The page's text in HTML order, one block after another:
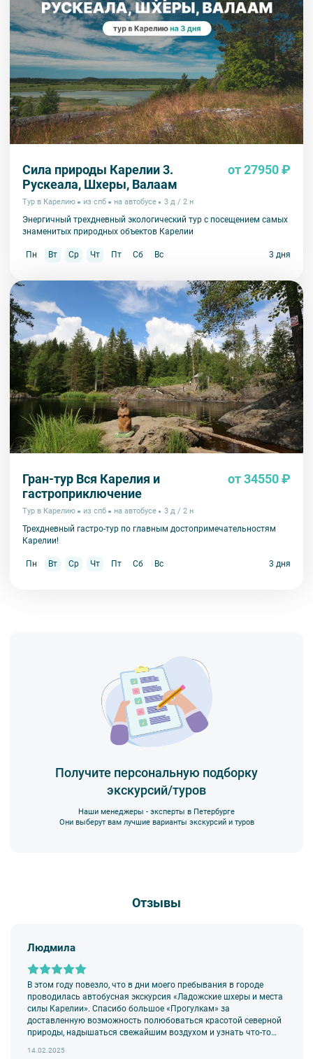
Сила природы Карелии 3.
Рускеала, Шхеры, Валаам
от 27950 ₽
Тур в Карелию из спб на автобусе 3 д / 2 н
Энергичный трехдневный экологический тур с посещением самых
знаменитых природных объектов Карелии
Пн Вт Ср Чт Пт Сб Вс 3 дня
Гран-тур Вся Карелия и
гастроприключение
от 34550 ₽
Тур в Карелию из спб на автобусе 3 д / 2 н
Трехдневный гастро-тур по главным достопримечательностям
Карелии!
Пн Вт Ср Чт Пт Сб Вс 3 дня
Получите персональную подборку
экскурсий/туров
Наши менеджеры - эксперты в Петербурге
Они выберут вам лучшие варианты экскурсий и туров
Отзывы
Людмила
В этом году повезло, что в дни моего пребывания в городе
проводилась автобусная экскурсия «Ладожские шхеры и места
силы Карелии». Спасибо большое «Прогулкам» за
доставленную возможность полюбоваться красотой северной
природы, надышаться свежайшим воздухом и узнать что-то
14.02.2025